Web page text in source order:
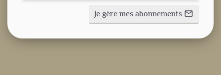
Je gère mes abonnements mail_outline